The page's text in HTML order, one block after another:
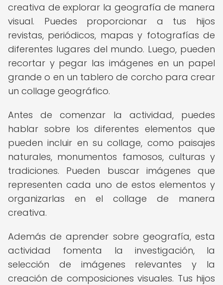
creativa de explorar la geografía de manera
visual. Puedes proporcionar a tus hijos
revistas, periódicos, mapas y fotografías de
diferentes lugares del mundo. Luego, pueden
recortar y pegar las imágenes en un papel
grande o en un tablero de corcho para crear
un collage geográfico.
Antes de comenzar la actividad, puedes
hablar sobre los diferentes elementos que
pueden incluir en su collage, como paisajes
naturales, monumentos famosos, culturas y
tradiciones. Pueden buscar imágenes que
representen cada uno de estos elementos y
organizarlas en el collage de manera
creativa.
Además de aprender sobre geografía, esta
actividad fomenta la investigación, la
selección de imágenes relevantes y la
creación de composiciones visuales. Tus hijos